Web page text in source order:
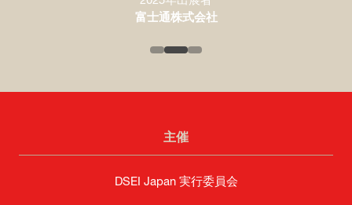
富士通株式会社
主催
DSEI Japan 実行委員会